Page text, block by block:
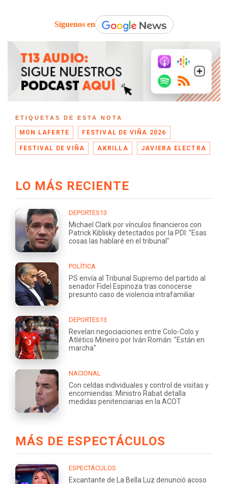
Síguenos en
ETIQUETAS DE ESTA NOTA
MON LAFERTE FESTIVAL DE VIÑA 2026
FESTIVAL DE VIÑA AKRILLA JAVIERA ELECTRA
LO MÁS RECIENTE
DEPORTES13
Michael Clark por vínculos financieros con
Patrick Kiblisky detectados por la PDI: "Esas
cosas las hablaré en el tribunal"
POLÍTICA
PS envía al Tribunal Supremo del partido al
senador Fidel Espinoza tras conocerse
presunto caso de violencia intrafamiliar
DEPORTES13
Revelan negociaciones entre Colo-Colo y
Atlético Mineiro por Iván Román: "Están en
marcha"
NACIONAL
Con celdas individuales y control de visitas y
encomiendas: Ministro Rabat detalla
medidas penitenciarias en la ACOT
MÁS DE ESPECTÁCULOS
ESPECTÁCULOS
Excantante de La Bella Luz denunció acoso